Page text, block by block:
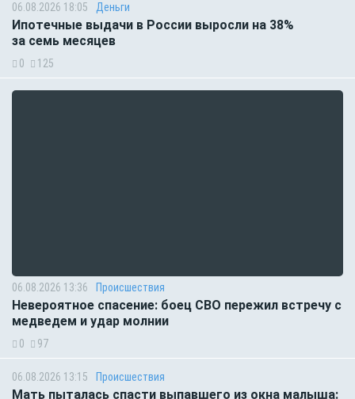
06.08.2026 18:05 Деньги
Ипотечные выдачи в России выросли на 38%
за семь месяцев
0 125
06.08.2026 13:36 Происшествия
Невероятное спасение: боец СВО пережил встречу с
медведем и удар молнии
0 97
06.08.2026 13:15 Происшествия
Мать пыталась спасти выпавшего из окна малыша: